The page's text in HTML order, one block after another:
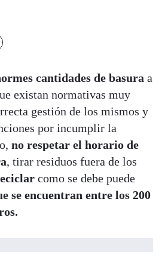
cantidades de basura a
existan normativas muy
gestión de los mismos y
por incumplir la
no respetar el horario de
, tirar residuos fuera de los
como se debe puede
se encuentran entre los 200